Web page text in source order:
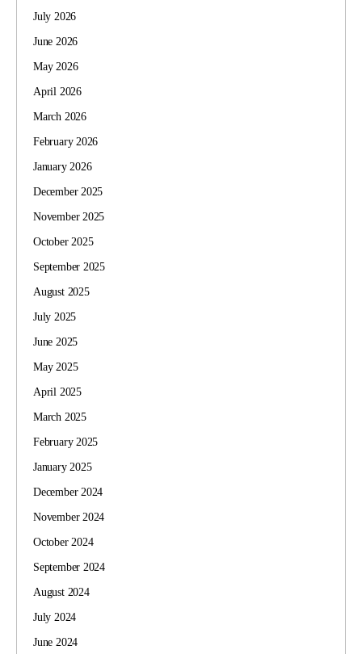
July 2026
June 2026
May 2026
April 2026
March 2026
February 2026
January 2026
December 2025
November 2025
October 2025
September 2025
August 2025
July 2025
June 2025
May 2025
April 2025
March 2025
February 2025
January 2025
December 2024
November 2024
October 2024
September 2024
August 2024
July 2024
June 2024